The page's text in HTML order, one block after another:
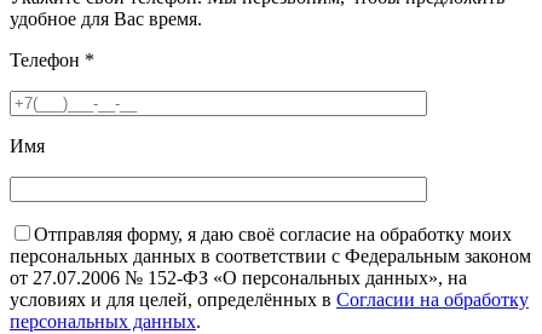
удобное для Вас время.
Телефон *
Имя
Отправляя форму, я даю своё согласие на обработку моих
персональных данных в соответствии с Федеральным законом
от 27.07.2006 № 152-ФЗ «О персональных данных», на
условиях и для целей, определённых в Согласии на обработку
персональных данных.